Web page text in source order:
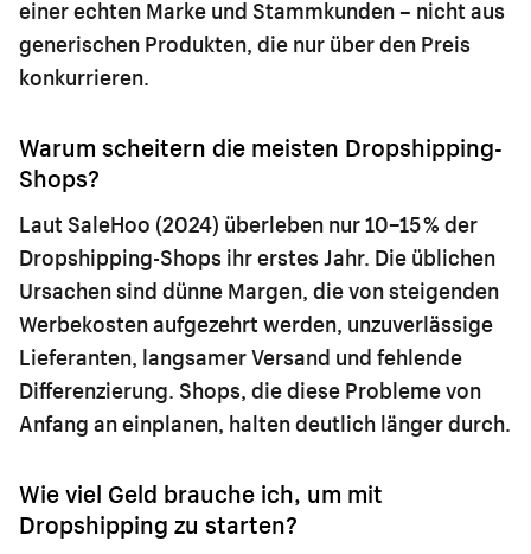
einer echten Marke und Stammkunden – nicht aus
generischen Produkten, die nur über den Preis
konkurrieren.
Warum scheitern die meisten Dropshipping-
Shops?
Laut SaleHoo (2024) überleben nur 10–15 % der
Dropshipping-Shops ihr erstes Jahr. Die üblichen
Ursachen sind dünne Margen, die von steigenden
Werbekosten aufgezehrt werden, unzuverlässige
Lieferanten, langsamer Versand und fehlende
Differenzierung. Shops, die diese Probleme von
Anfang an einplanen, halten deutlich länger durch.
Wie viel Geld brauche ich, um mit
Dropshipping zu starten?